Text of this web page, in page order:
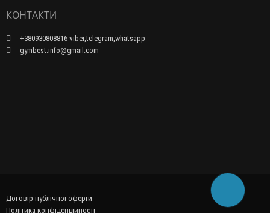
КОНТАКТИ
+380930808816 viber,telegram,whatsapp
gymbest.info@gmail.com
Договір публічної оферти
Політика конфіденційності